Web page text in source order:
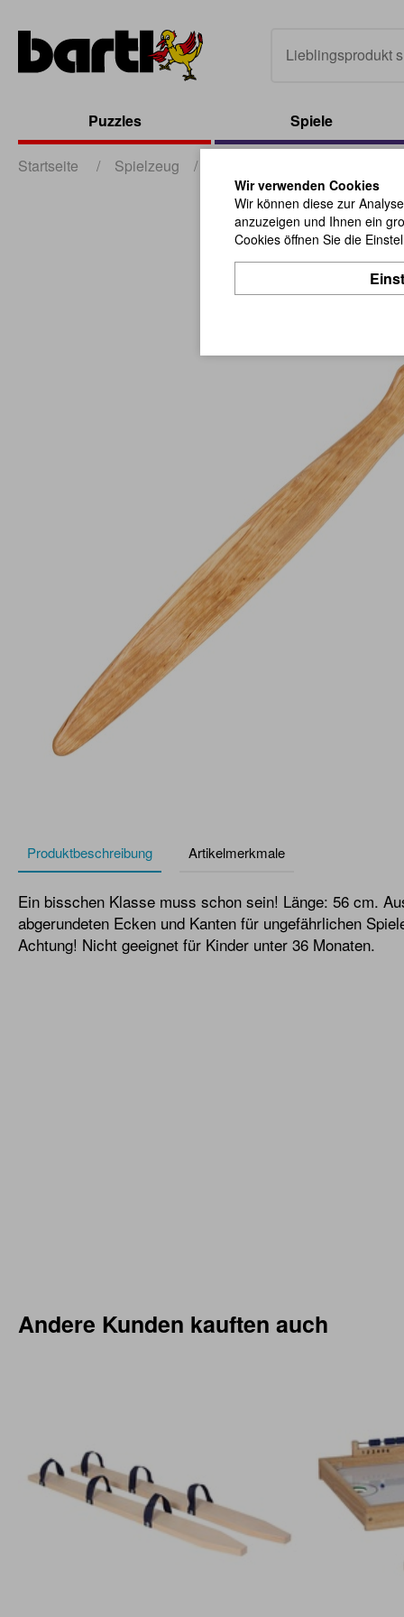
Puzzles Spiele
Startseite / Spielzeug /
Produktbeschreibung Artikelmerkmale
Ein bisschen Klasse muss schon sein! Länge: 56 cm.
abgerundeten Ecken und Kanten für ungefährlichen
Achtung! Nicht geeignet für Kinder unter 36 Monaten.
Andere Kunden kauften auch
Wir verwenden Cookies
Wir können diese zur
anzuzeigen und Ihnen ein
Cookies öffnen Sie die